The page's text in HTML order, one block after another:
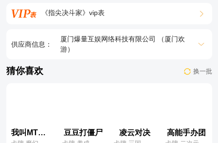
《指尖决斗家》vip表
供应商信息：
厦门爆量互娱网络科技有限公司 （厦门欢
游）
猜你喜欢 换一批
我叫MT：归来 豆豆打僵尸 凌云对决 高能手办团